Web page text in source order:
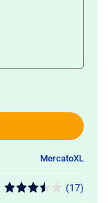
MercatoXL
(17)